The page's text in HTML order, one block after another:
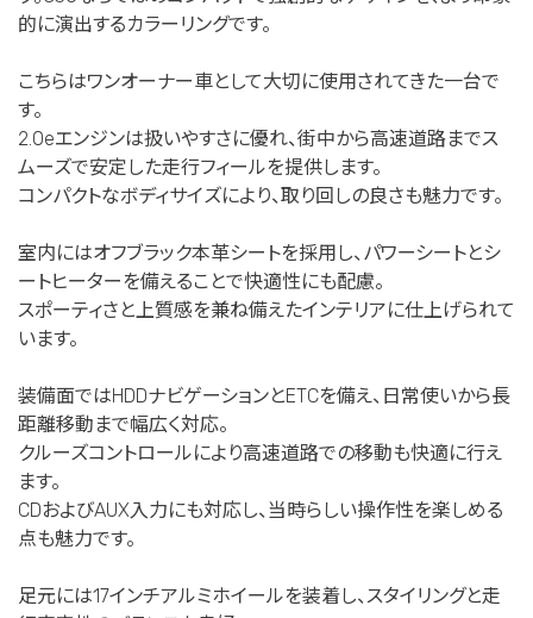
的に演出するカラーリングです。
こちらはワンオーナー車として大切に使用されてきた一台で
す。
2.0eエンジンは扱いやすさに優れ、街中から高速道路までス
ムーズで安定した走行フィールを提供します。
コンパクトなボディサイズにより、取り回しの良さも魅力です。
室内にはオフブラック本革シートを採用し、パワーシートとシ
ートヒーターを備えることで快適性にも配慮。
スポーティさと上質感を兼ね備えたインテリアに仕上げられて
います。
装備面ではHDDナビゲーションとETCを備え、日常使いから長
距離移動まで幅広く対応。
クルーズコントロールにより高速道路での移動も快適に行え
ます。
CDおよびAUX入力にも対応し、当時らしい操作性を楽しめる
点も魅力です。
足元には17インチアルミホイールを装着し、スタイリングと走